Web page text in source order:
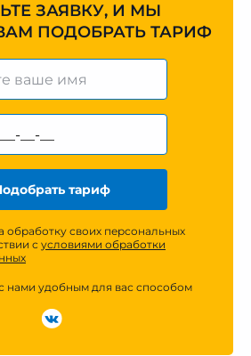
ЗАЯВКУ, И МЫ
ПОДОБРАТЬ ТАРИФ
тариф
обработку своих персональных
с условиями обработки
нами удобным для вас способом